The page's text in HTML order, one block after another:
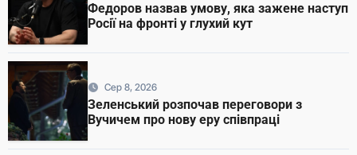
Федоров назвав умову, яка зажене наступ
Росії на фронті у глухий кут
Сер 8, 2026
Зеленський розпочав переговори з
Вучичем про нову еру співпраці